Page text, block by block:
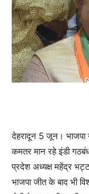
देहरादून 5 जून।
कमतर मान रहे इंडी
प्रदेश अध्यक्ष महेंद्र भट्ट
भाजपा जीत के बाद भी